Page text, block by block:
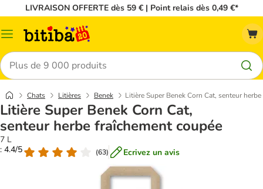
LIVRAISON OFFERTE dès 59 € | Point relais dès 0,49 €*
Menu
Rechercher
Chats Litières Benek Litière Super Benek Corn Cat, senteur
Litière Super Benek Corn Cat,
senteur herbe fraîchement coupée
7 L
: 4.4/5
(63) Ecrivez un avis